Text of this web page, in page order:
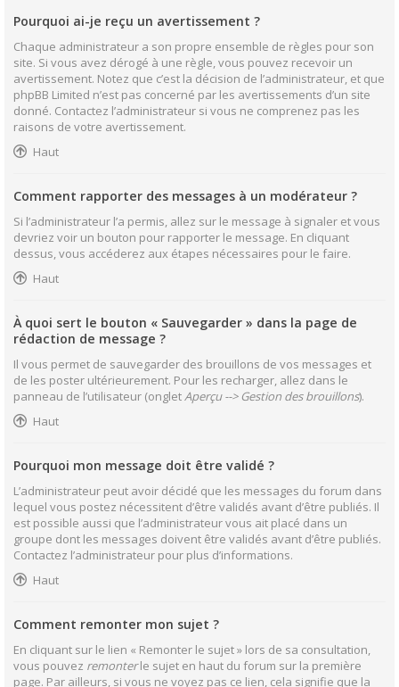
Pourquoi ai-je reçu un avertissement ?
Chaque administrateur a son propre ensemble de règles pour son
site. Si vous avez dérogé à une règle, vous pouvez recevoir un
avertissement. Notez que c’est la décision de l’administrateur, et que
phpBB Limited n’est pas concerné par les avertissements d’un site
donné. Contactez l’administrateur si vous ne comprenez pas les
raisons de votre avertissement.
Haut
Comment rapporter des messages à un modérateur ?
Si l’administrateur l’a permis, allez sur le message à signaler et vous
devriez voir un bouton pour rapporter le message. En cliquant
dessus, vous accéderez aux étapes nécessaires pour le faire.
Haut
À quoi sert le bouton « Sauvegarder » dans la page de
rédaction de message ?
Il vous permet de sauvegarder des brouillons de vos messages et
de les poster ultérieurement. Pour les recharger, allez dans le
panneau de l’utilisateur (ongletAperçu --> Gestion des brouillons).
Haut
Pourquoi mon message doit être validé ?
L’administrateur peut avoir décidé que les messages du forum dans
lequel vous postez nécessitent d’être validés avant d’être publiés. Il
est possible aussi que l’administrateur vous ait placé dans un
groupe dont les messages doivent être validés avant d’être publiés.
Contactez l’administrateur pour plus d’informations.
Haut
Comment remonter mon sujet ?
En cliquant sur le lien « Remonter le sujet » lors de sa consultation,
vous pouvez remonterle sujet en haut du forum sur la première
page. Par ailleurs, si vous ne voyez pas ce lien, cela signifie que la